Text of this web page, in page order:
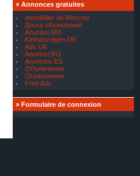
» Annonces gratuites
Immobilier de Moscou
Доска объявлений
Anunturi MD
Kleinanzeigen DE
Ads UK
Anunturi RO
Anuncios ES
Объявления
Оголошення
Free Ads
» Formulaire de connexion